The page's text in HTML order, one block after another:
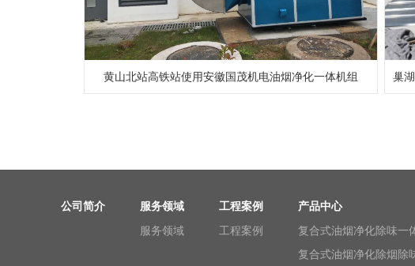
黄山北站高铁站使用安徽国茂机电油烟净化一体机组 巢
公司简介
服务领域
服务领域
工程案例
工程案例
产品中心
复合式油烟净化除味一
复合式油烟净化除烟除